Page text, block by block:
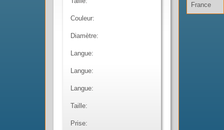
Couleur:
Diamètre:
Langue:
Langue:
Langue:
Taille:
Prise:
France